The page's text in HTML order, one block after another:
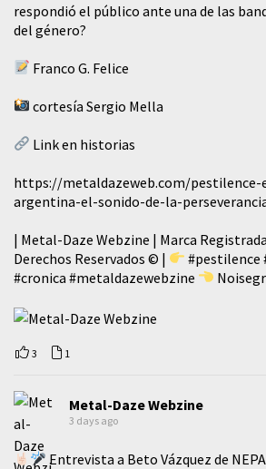
respondió el público ante una de las
del género?
Franco G. Felice
cortesía Sergio Mella
Link en historias
https://metaldazeweb.com/pestilence-
argentina-el-sonido-de-la-
| Metal-Daze Webzine | Marca
Derechos Reservados © |
#pestilence
#cronica #metaldazewebzine
3 1
Metal-Daze Webzine
3 days ago
Entrevista a Beto Vázquez de